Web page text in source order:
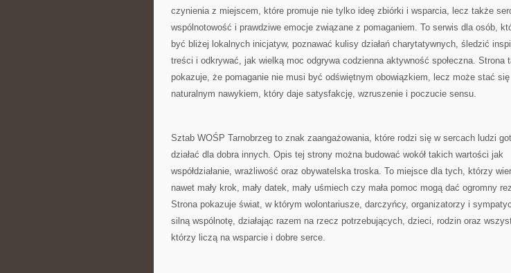
czynienia z miejscem, które promuje nie tylko ideę zbiórki i wsparcia, lecz także
wspólnotowość i prawdziwe emocje związane z pomaganiem. To serwis dla osób,
być bliżej lokalnych inicjatyw, poznawać kulisy działań charytatywnych, śledzić
treści i odkrywać, jak wielką moc odgrywa codzienna aktywność społeczna. Strona
pokazuje, że pomaganie nie musi być odświętnym obowiązkiem, lecz może stać się
naturalnym nawykiem, który daje satysfakcję, wzruszenie i poczucie sensu.
Sztab WOŚP Tarnobrzeg to znak zaangażowania, które rodzi się w sercach ludzi
działać dla dobra innych. Opis tej strony można budować wokół takich wartości jak
współdziałanie, wrażliwość oraz obywatelska troska. To miejsce dla tych, którzy
nawet mały krok, mały datek, mały uśmiech czy mała pomoc mogą dać ogromny
Strona pokazuje świat, w którym wolontariusze, darczyńcy, organizatorzy i
silną wspólnotę, działając razem na rzecz potrzebujących, dzieci, rodzin oraz
którzy liczą na wsparcie i dobre serce.